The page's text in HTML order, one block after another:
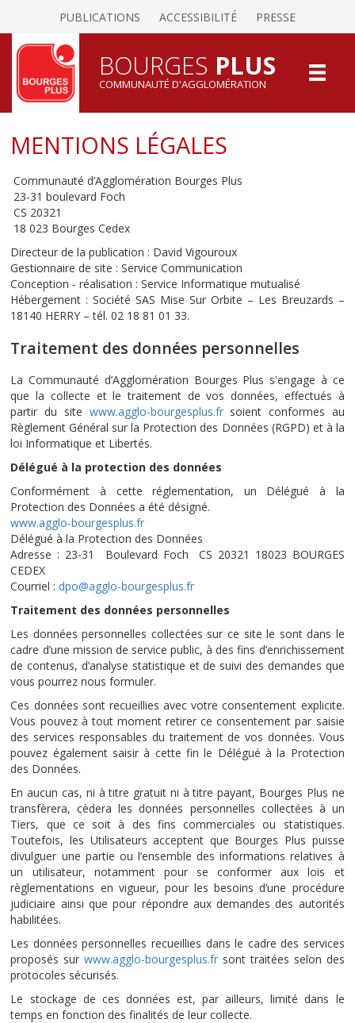
PUBLICATIONS ACCESSIBILITÉ PRESSE
BOURGES PLUS
COMMUNAUTÉ D'AGGLOMÉRATION
MENTIONS LÉGALES
Communauté d’Agglomération Bourges Plus
23-31 boulevard Foch
CS 20321
18 023 Bourges Cedex
Directeur de la publication : David Vigouroux
Gestionnaire de site : Service Communication
Conception - réalisation : Service Informatique mutualisé
Hébergement : Société SAS Mise Sur Orbite – Les Breuzards –
18140 HERRY – tél. 02 18 81 01 33.
Traitement des données personnelles
La Communauté d’Agglomération Bourges Plus s'engage à ce
que la collecte et le traitement de vos données, effectués à
partir du site www.agglo-bourgesplus.frsoient conformes au
Règlement Général sur la Protection des Données (RGPD) et à la
loi Informatique et Libertés.
Délégué à la protection des données
Conformément à cette réglementation, un Délégué à la
Protection des Données a été désigné.
www.agglo-bourgesplus.fr
Délégué à la Protection des Données
Adresse : 23-31 Boulevard Foch CS 20321 18023 BOURGES
CEDEX
Courriel :dpo@agglo-bourgesplus.fr
Traitement des données personnelles
Les données personnelles collectées sur ce site le sont dans le
cadre d’une mission de service public, à des fins d’enrichissement
de contenus, d’analyse statistique et de suivi des demandes que
vous pourrez nous formuler.
Ces données sont recueillies avec votre consentement explicite.
Vous pouvez à tout moment retirer ce consentement par saisie
des services responsables du traitement de vos données. Vous
pouvez également saisir à cette fin le Délégué à la Protection
des Données.
En aucun cas, ni à titre gratuit ni à titre payant, Bourges Plus ne
transfèrera, cèdera les données personnelles collectées à un
Tiers, que ce soit à des fins commerciales ou statistiques.
Toutefois, les Utilisateurs acceptent que Bourges Plus puisse
divulguer une partie ou l’ensemble des informations relatives à
un utilisateur, notamment pour se conformer aux lois et
règlementations en vigueur, pour les besoins d’une procédure
judiciaire ainsi que pour répondre aux demandes des autorités
habilitées.
Les données personnelles recueillies dans le cadre des services
proposés surwww.agglo-bourgesplus.fr sont traitées selon des
protocoles sécurisés.
Le stockage de ces données est, par ailleurs, limité dans le
temps en fonction des finalités de leur collecte.